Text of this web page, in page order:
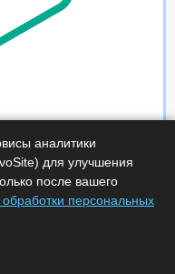
аналитики
для улучшения
после вашего
обработки персональных